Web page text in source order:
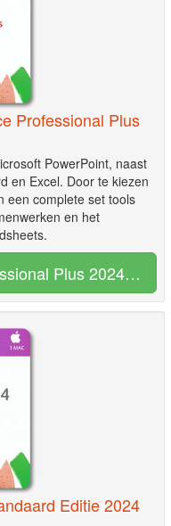
Professional Plus
PowerPoint, naast
en Excel. Door te kiezen
een complete set tools
en het
Plus 2024 €12,95
Editie 2024